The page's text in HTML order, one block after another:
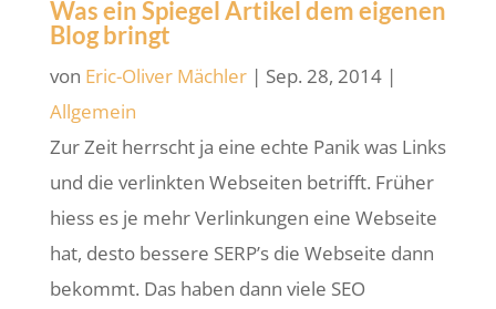
Was ein Spiegel Artikel dem eigenen
Blog bringt
von Eric-Oliver Mächler| Sep. 28, 2014|
Allgemein
Zur Zeit herrscht ja eine echte Panik was Links
und die verlinkten Webseiten betrifft. Früher
hiess es je mehr Verlinkungen eine Webseite
hat, desto bessere SERP’s die Webseite dann
bekommt. Das haben dann viele SEO